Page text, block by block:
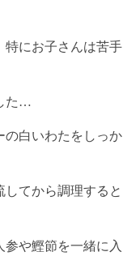
特にお子さんは苦手
た…
の白いわたをしっか
てから調理すると
や鰹節を一緒に入